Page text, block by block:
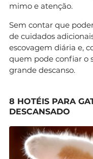
mimo e atenção.
Sem contar que
de cuidados
escovagem diária e,
quem pode confiar o
grande descanso.
8 HOTÉIS PARA
DESCANSADO